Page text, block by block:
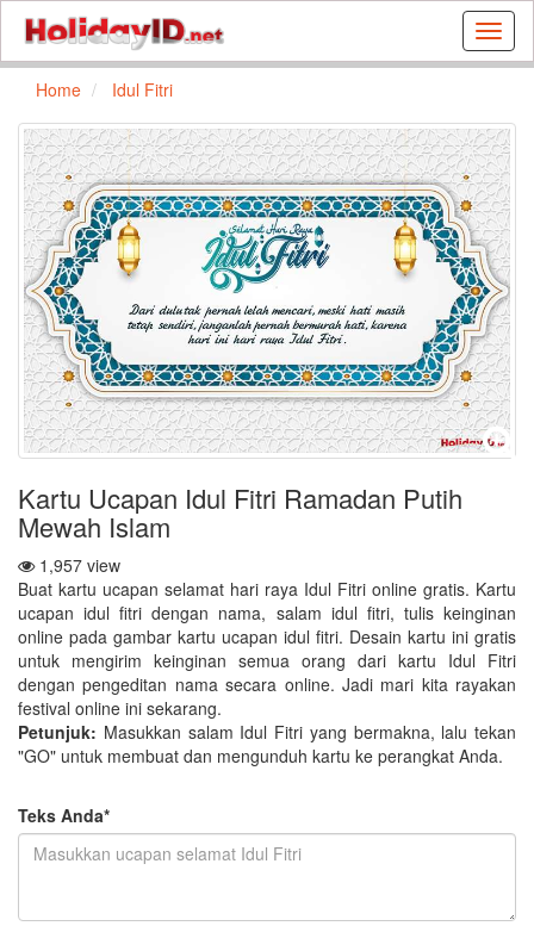
Buat
kartu
dan
kartu
gratis
Home Idul Fitri
Kartu Ucapan Idul Fitri Ramadan Putih
Mewah Islam
1,957 view
Buat kartu ucapan selamat hari raya Idul Fitri online gratis. Kartu
ucapan idul fitri dengan nama, salam idul fitri, tulis keinginan
online pada gambar kartu ucapan idul fitri. Desain kartu ini gratis
untuk mengirim keinginan semua orang dari kartu Idul Fitri
dengan pengeditan nama secara online. Jadi mari kita rayakan
festival online ini sekarang.
Petunjuk: Masukkan salam Idul Fitri yang bermakna, lalu tekan
"GO" untuk membuat dan mengunduh kartu ke perangkat Anda.
Teks Anda*